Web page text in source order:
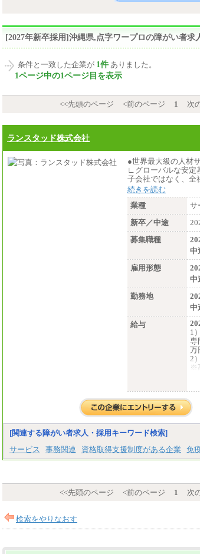
[2027年新卒採用]沖縄県,点字ワープロの障がい者求
条件と一致した企業が 1件 ありました。
1ページ中の1ページ目を表示
<<先頭のページ
<前のページ 1 次
ランスタッド株式会社
●世界最大級の人
∟グローバルな安定
子会社ではなく、全
続きを読む
業種
サ
新卒／中途
募集職種
中
雇用形態
中
勤務地
中
給与
1
専
万
2
※
1
2
[関連する障がい者求人・採用キーワード検索]
サービス
事務関連 資格取得支援制度がある企業 免
<<先頭のページ <前のページ 1 次
検索をやりなおす